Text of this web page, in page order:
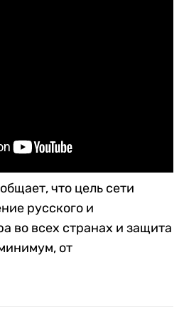
что цель сети
русского и
во всех странах и защита
от